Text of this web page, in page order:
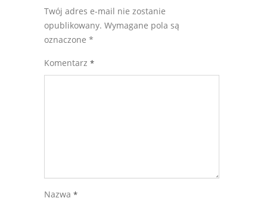
Twój adres e-mail nie zostanie
opublikowany. Wymagane pola są
oznaczone *
Komentarz *
Nazwa *